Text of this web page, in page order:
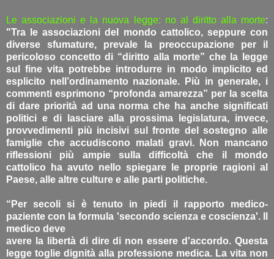
Le associazioni e la nuova legge: no al diritto alla morte:
"Tra le associazioni del mondo cattolico, seppure con
diverse sfumature, prevale la preoccupazione per il
pericoloso concetto di “diritto alla morte” che la legge
sul fine vita potrebbe introdurre in modo implicito ed
esplicito nell’ordinamento nazionale. Più in generale, i
commenti esprimono “profonda amarezza” per la scelta
di dare priorità ad una norma che ha anche significati
politici e di lasciare alla prossima legislatura, invece,
provvedimenti più incisivi sul fronte del sostegno alle
famiglie che accudiscono malati gravi. Non mancano
riflessioni più ampie sulla difficoltà che il mondo
cattolico ha avuto nello spiegare le proprie ragioni al
Paese, alle altre culture e alle parti politiche.
“Per secoli si è tenuto in piedi il rapporto medico-
paziente con la formula 'secondo scienza e coscienza'. Il
medico deve
avere la libertà di dire di non essere d'accordo. Questa
legge toglie dignità alla professione medica. La vita non